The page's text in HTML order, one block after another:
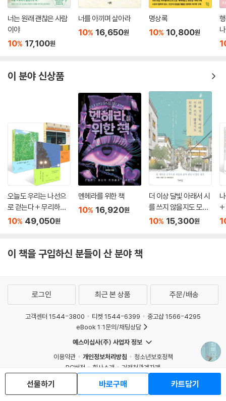
들이 남아 있는 이들을 괴롭게 하는 경우도 부지기수였다. 결국 지켜보면
무엇이든 간에 정리되지 않고 남은 것들은 대개 아름답게 기억되지 못할
것들이었고, 남은 사람 들이 해결해야 할 그 무엇이 되었다. 그리고 그것이
고인의 뒷모습으로 남았다.
삶을 잊고 있을 때 떠나간 환자들이 들려준 이야기에 귀를 기울인다. 그들
의 마지막은 언제나 나를 향해 묻는다. 언젠가 당신도 여기에 다다르게 될
텐데 어떻게 살고 있는가? 어떤 모습으로 여기에 당도하고 싶은가? 나는
그 질문을 받을 때마다 정신이 번쩍 들고 다시 한번 생의 감각이 팽팽해진
다. 어쩌면 죽음만큼이나 삶으로부터 가장 가까운 곳에서 살고 있는지도
모른다.
--- p.261
너는 원래 괜찮은 사람
이야
10% 17,100원
너를 아끼며 살아라
10% 16,650원
명상록
10% 10,800원
이 분야 신상품
오늘도 우리는 나선으
로 걷는다 + 무리하지
않는 선에서 + 마음의
10% 49,050원
멘헤라를 위한 책
10% 16,920원
더 이상 달빛 아래서 시
를 쓰지 않을지도 모르
지만
10% 15,300원
+
이 책을 구입하신 분들이 산 분야 책
선물하기 바로구매 카트담기
로그인 최근 본 상품 주문/배송
고객센터 1544-3800 티켓 1544-6399
중고샵 1566-4295
eBook 1:1문의/채팅상담
예스이십사(주) 사업자 정보
이용약관
개인정보처리방침
청소년보호정책
PC버전
회사소개
거래처관계자께